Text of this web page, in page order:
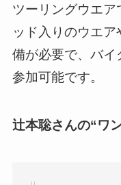
ツーリングウエ
ッド入りのウエ
備が必要で、バイ
参加可能です。
辻本聡さんの“ワ